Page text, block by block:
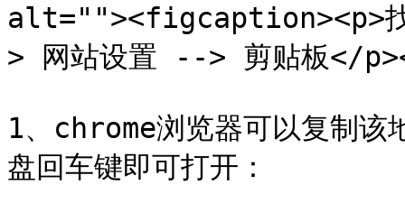
alt=""><figcaption><p>
> 网站设置 --> 剪贴板</
1、chrome浏览器可以复制该
盘回车键即可打开：